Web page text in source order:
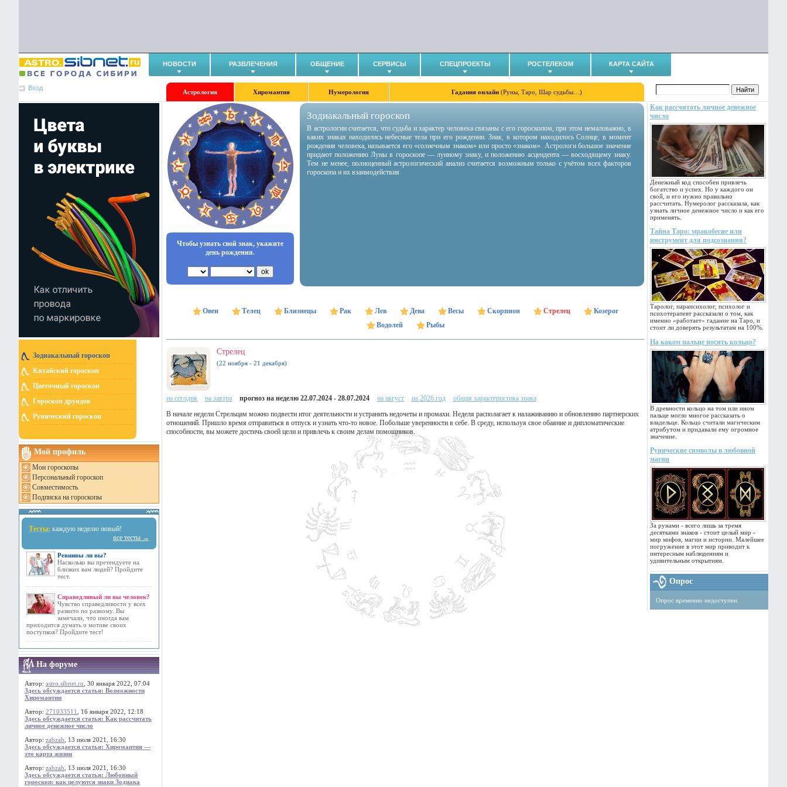
НОВОСТИ РАЗВЛЕЧЕНИЯ ОБЩЕНИЕ СЕРВИСЫ СПЕЦПРОЕКТЫ РОСТЕЛЕКОМ КАРТА САЙТА
Вход
Астрология Хиромантия Нумерология Гадания онлайн (Руны, Таро, Шар судьбы…)
Зодиакальный гороскоп
Китайский гороскоп
Цветочный гороскоп
Гороскоп друидов
Рунический гороскоп
Мой профиль
Мои гороскопы
Персональный гороскоп
Совместимость
Подписка на гороскопы
Тесты: каждую неделю новый!
все тесты →
Ревнивы ли вы?
Насколько вы претендуете на
близких вам людей? Пройдите
тест.
Справедливый ли вы человек?
Чувство справедливости у всех
развито по разному. Вы
замечали, что иногда вам
приходится думать о мотиве своих
поступков? Пройдите тест!
На форуме
Автор: astro.sibnet.ru , 30 января 2022, 07:04
Здесь обсуждается статья: Возможности
Хиромантии
Автор: 271033511
, 16 января 2022, 12:18
Здесь обсуждается статья: Как рассчитать
личное денежное число
Автор: zabzab , 13 июля 2021, 16:30
Здесь обсуждается статья: Хиромантия —
это карта жизни
Автор: zabzab , 13 июля 2021, 16:30
Здесь обсуждается статья: Любовный
гороскоп: как целуются знаки Зодиака
Как рассчитать личное денежное
число
Денежный код способен привлечь
богатство и успех. Но у каждого он
свой, и его нужно правильно
рассчитать. Нумеролог рассказала, как
узнать личное денежное число и как его
применять.
Тайна Таро: мракобесие или
инструмент для подсознания?
Таролог, парапсихолог, психолог и
психотерапевт рассказали о том, как
именно «работает» гадание на Таро, и
стоит ли доверять результатам на 100%.
На каком пальце носить кольцо?
В древности кольцо на том или ином
пальце могло многое рассказать о
владельце. Кольцо считали магическим
атрибутом и придавали ему огромное
значение.
Рунические символы в любовной
магии
За рунами - всего лишь за тремя
десятками знаков - стоит целый мир -
мир мифов, магии и истории. Малейшее
погружение в этот мир приводит к
интересным наблюдениям и
удивительным открытиям.
Опрос
Опрос временно недоступен.
Чтобы узнать свой знак, укажите
день рождения.
Зодиакальный гороскоп
В астрологии считается, что судьба и характер человека связаны с его гороскопом, при этом немаловажно, в
каких знаках находились небесные тела при его рождении. Знак, в котором находилось Солнце, в момент
рождения человека, называется его «солнечным знаком» или просто «знаком». Астрологи большое значение
придают положению Луны в гороскопе — лунному знаку, и положению асцендента — восходящему знаку.
Тем не менее, полноценный астрологический анализ считается возможным только с учётом всех факторов
гороскопа и их взаимодействия.
Овен Телец Близнецы Рак Лев Дева Весы Скорпион Стрелец
Козерог
Водолей
Рыбы
Стрелец
(22 ноября - 21 декабря)
на сегодня на завтра прогноз на неделю 22.07.2024 - 28.07.2024 на август на 2026 год
общая характеристика знака
В начале недели Стрельцам можно подвести итог деятельности и устранить недочеты и промахи. Неделя располагает к налаживанию и обновлению партнерских
отношений. Пришло время отправиться в отпуск и узнать что-то новое. Побольше уверенности в себе. В среду, используя свое обаяние и дипломатические
способности, вы можете достичь своей цели и привлечь к своим делам помощников.